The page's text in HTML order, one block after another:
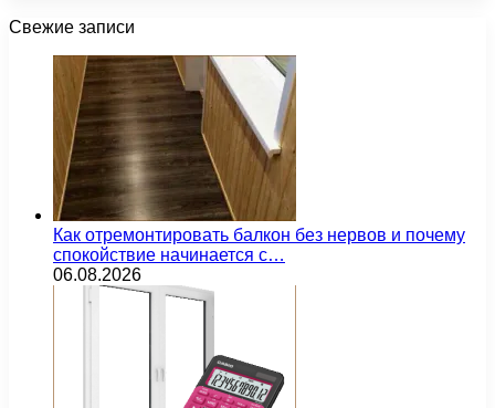
Свежие записи
Как отремонтировать балкон без нервов и почему
спокойствие начинается с…
06.08.2026